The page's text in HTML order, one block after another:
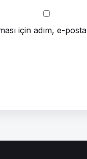
için adım, e-